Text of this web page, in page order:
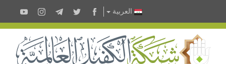
العربية